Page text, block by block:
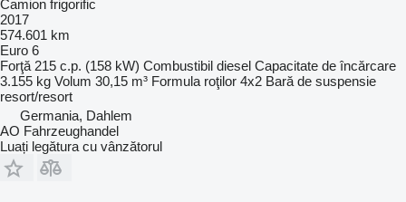
Camion frigorific
2017
574.601 km
Euro 6
Forţă 215 c.p. (158 kW) Combustibil diesel Capacitate de încărcare
3.155 kg Volum 30,15 m³ Formula roţilor 4x2 Bară de suspensie
resort/resort
Germania, Dahlem
AO Fahrzeughandel
Luați legătura cu vânzătorul